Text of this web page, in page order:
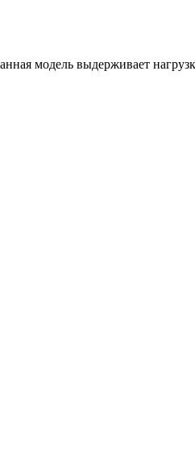
модель выдерживает